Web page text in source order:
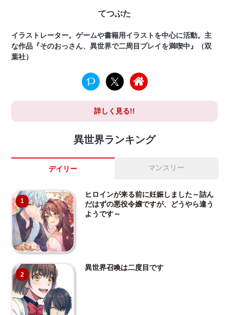
てつぶた
イラストレーター。ゲームや書籍用イラストを中心に活動。主
な作品『そのおっさん、異世界で二周目プレイを満喫中』（双
葉社）
詳しく見る!!
異世界ランキング
デイリー マンスリー
1
ヒロインが来る前に妊娠しました～詰ん
だはずの悪役令嬢ですが、どうやら違う
ようです～
2
異世界召喚は二度目です